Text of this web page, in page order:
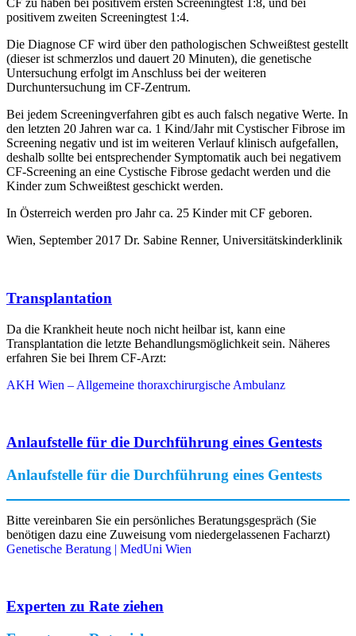
CF zu haben bei positivem ersten Screeningtest 1:8, und bei
positivem zweiten Screeningtest 1:4.
Die Diagnose CF wird über den pathologischen Schweißtest gestellt
(dieser ist schmerzlos und dauert 20 Minuten), die genetische
Untersuchung erfolgt im Anschluss bei der weiteren
Durchuntersuchung im CF-Zentrum.
Bei jedem Screeningverfahren gibt es auch falsch negative Werte. In
den letzten 20 Jahren war ca. 1 Kind/Jahr mit Cystischer Fibrose im
Screening negativ und ist im weiteren Verlauf klinisch aufgefallen,
deshalb sollte bei entsprechender Symptomatik auch bei negativem
CF-Screening an eine Cystische Fibrose gedacht werden und die
Kinder zum Schweißtest geschickt werden.
In Österreich werden pro Jahr ca. 25 Kinder mit CF geboren.
Wien, September 2017 Dr. Sabine Renner, Universitätskinderklinik
Transplantation
Da die Krankheit heute noch nicht heilbar ist, kann eine
Transplantation die letzte Behandlungsmöglichkeit sein. Näheres
erfahren Sie bei Ihrem CF-Arzt:
AKH Wien – Allgemeine thoraxchirurgische Ambulanz
Anlaufstelle für die Durchführung eines Gentests
Anlaufstelle für die Durchführung eines Gentests
Bitte vereinbaren Sie ein persönliches Beratungsgespräch (Sie
benötigen dazu eine Zuweisung vom niedergelassenen Facharzt)
Genetische Beratung | MedUni Wien
Experten zu Rate ziehen